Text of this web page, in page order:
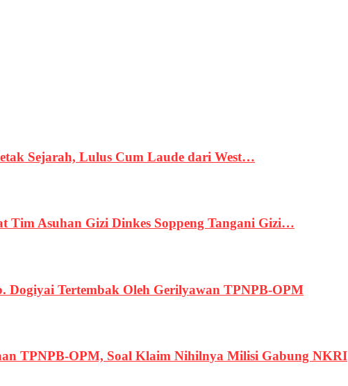
Sejarah, Lulus Cum Laude dari West…
Tim Asuhan Gizi Dinkes Soppeng Tangani Gizi…
Dogiyai Tertembak Oleh Gerilyawan TPNPB-OPM
TPNPB-OPM, Soal Klaim Nihilnya Milisi Gabung NKRI